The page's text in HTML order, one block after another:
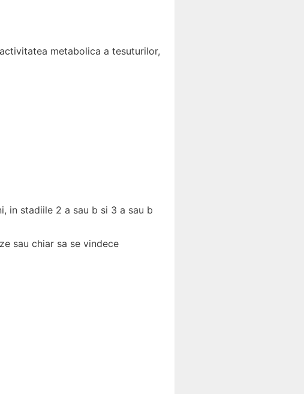
metabolica a tesuturilor,
in stadiile 2 a sau b si 3 a sau b
sau chiar sa se vindece